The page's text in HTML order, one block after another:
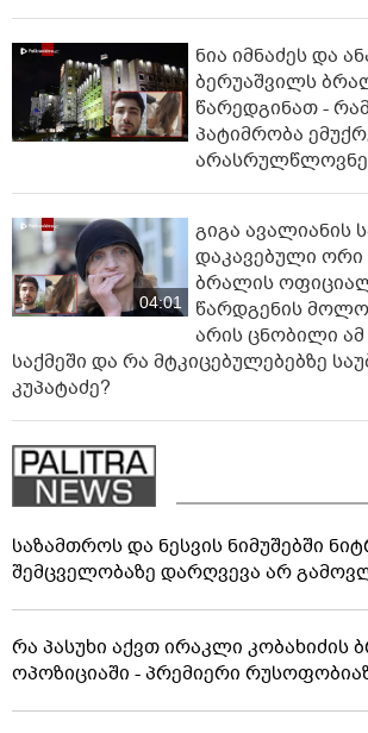
ნია იმნაძეს და
ბერუაშვილს
წარედგინათ -
პატიმრობა
04:01
გიგა ავალიანის
დაკავებული
ბრალის
წარდგენის
არის ცნობილი
საქმეში და რა მტკიცებულებებზე
კუპატაძე?
საზამთროს და ნესვის ნიმუშებში
შემცველობაზე დარღვევა არ
რა პასუხი აქვთ ირაკლი კობახიძის
ოპოზიციაში - პრემიერი